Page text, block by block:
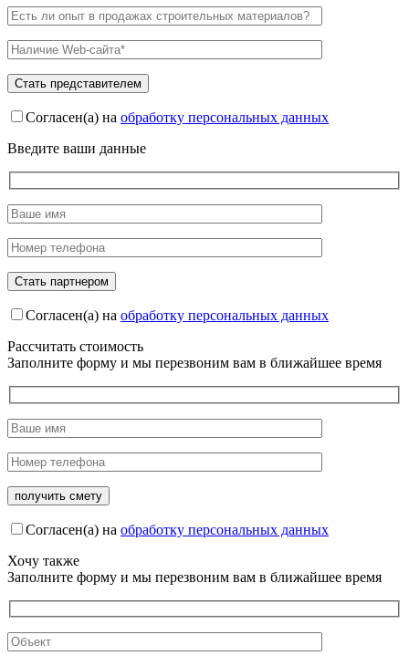
Согласен(а) на обработку персональных данных
Введите ваши данные
Согласен(а) на обработку персональных данных
Рассчитать стоимость
Заполните форму и мы перезвоним вам в ближайшее время
Согласен(а) на обработку персональных данных
Хочу также
Заполните форму и мы перезвоним вам в ближайшее время